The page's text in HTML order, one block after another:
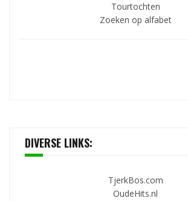
Tourtochten
Zoeken op alfabet
DIVERSE LINKS:
TjerkBos.com
OudeHits.nl